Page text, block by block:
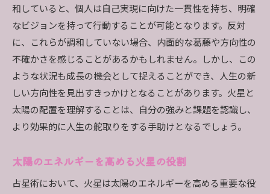
和していると、個人は自己実現に向けた一貫性を持ち、明確
なビジョンを持って行動することが可能となります。反対
に、これらが調和していない場合、内面的な葛藤や方向性の
不確かさを感じることがあるかもしれません。しかし、この
ような状況も成長の機会として捉えることができ、人生の新
しい方向性を見出すきっかけとなることがあります。火星と
太陽の配置を理解することは、自分の強みと課題を認識し、
より効果的に人生の舵取りをする手助けとなるでしょう。
太陽のエネルギーを高める火星の役割
占星術において、火星は太陽のエネルギーを高める重要な役